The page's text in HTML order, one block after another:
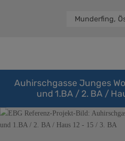
Munderfing,
Auhirschgasse Junges
und 1.BA / 2. BA /